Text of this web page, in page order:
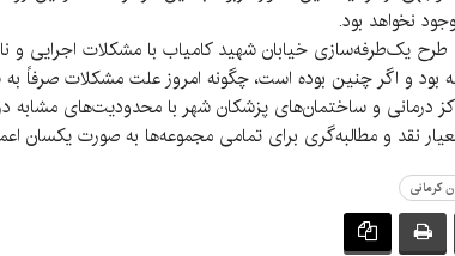
نخواهد بود.
یک‌طرفه‌سازی خیابان شهید کامیاب با مشکلات اجرایی و
بود و اگر چنین بوده است، چگونه امروز علت مشکلات صرفاً
درمانی و ساختمان‌های پزشکان شهر با محدودیت‌های مشابه در
نقد و مطالبه‌گری برای تمامی مجموعه‌ها به صورت یکسان
کرمانی